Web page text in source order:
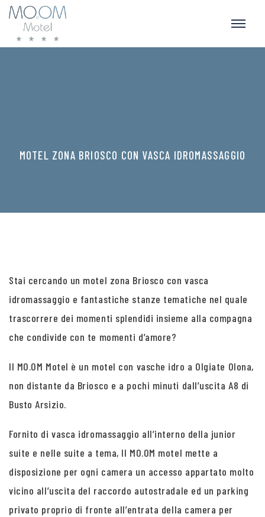
MOTEL ZONA BRIOSCO CON VASCA IDROMASSAGGIO
Stai cercando un motel zona Briosco con vasca
idromassaggio e fantastiche stanze tematiche nel quale
trascorrere dei momenti splendidi insieme alla compagna
che condivide con te momenti d’amore?
Il MO.OM Motel è un motel con vasche idro a Olgiate Olona,
non distante da Briosco e a pochi minuti dall’uscita A8 di
Busto Arsizio.
Fornito di vasca idromassaggio all’interno della junior
suite e nelle suite a tema, Il MO.OM motel mette a
disposizione per ogni camera un accesso appartato molto
vicino all’uscita del raccordo autostradale ed un parking
privato proprio di fronte all’entrata della camera per